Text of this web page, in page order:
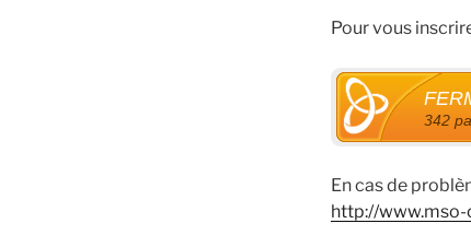
Pour vous
342
En cas de
http://